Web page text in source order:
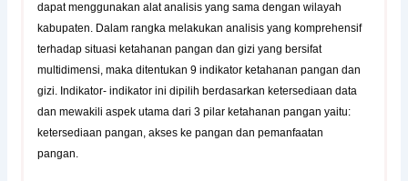
dapat menggunakan alat analisis yang sama dengan wilayah
kabupaten. Dalam rangka melakukan analisis yang komprehensif
terhadap situasi ketahanan pangan dan gizi yang bersifat
multidimensi, maka ditentukan 9 indikator ketahanan pangan dan
gizi. Indikator- indikator ini dipilih berdasarkan ketersediaan data
dan mewakili aspek utama dari 3 pilar ketahanan pangan yaitu:
ketersediaan pangan, akses ke pangan dan pemanfaatan
pangan.